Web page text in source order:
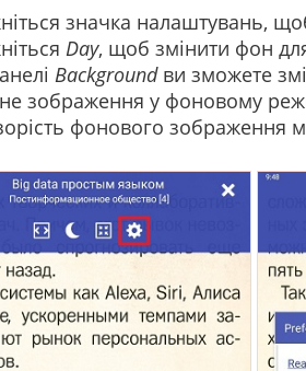
значка налаштувань,
Day, щоб змінити фон
Backgroundви зможете
зображення у фоновому
фонового зображення